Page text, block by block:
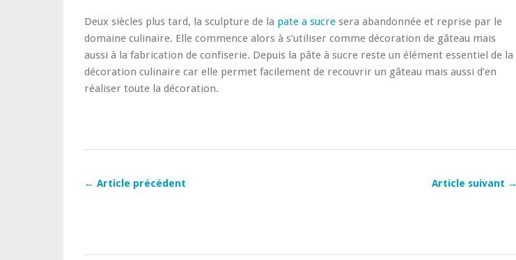
Deux siècles plus tard, la sculpture de la pate a sucre sera abandonnée et reprise par le
domaine culinaire. Elle commence alors à s’utiliser comme décoration de gâteau mais
aussi à la fabrication de confiserie. Depuis la pâte à sucre reste un élément essentiel de la
décoration culinaire car elle permet facilement de recouvrir un gâteau mais aussi d’en
réaliser toute la décoration.
← Article précédent Article suivant →